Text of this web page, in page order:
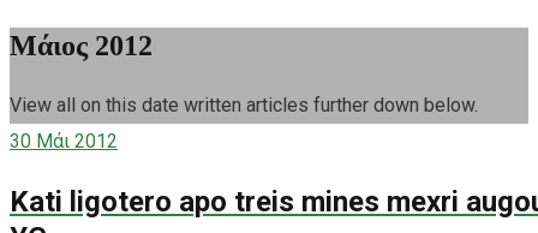
Μάιος 2012
View all on this date written articles further down below.
30 Μάι 2012
Kati ligotero apo treis mines mexri